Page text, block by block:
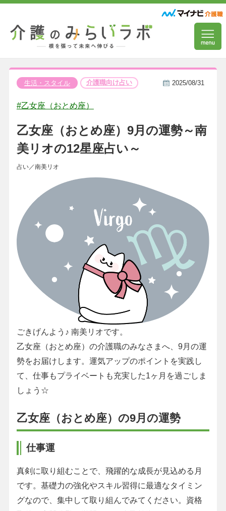
生活・スタイル 介護職向け占い 2025/08/31
#乙女座（おとめ座）
乙女座（おとめ座）9月の運勢～南
美リオの12星座占い～
占い／南美リオ
ごきげんよう♪ 南美リオです。
乙女座（おとめ座）の介護職のみなさまへ、9月の運
勢をお届けします。運気アップのポイントを実践し
て、仕事もプライベートも充実した1ヶ月を過ごしま
しょう☆
乙女座（おとめ座）の9月の運勢
仕事運
真剣に取り組むことで、飛躍的な成長が見込める月
です。基礎力の強化やスキル習得に最適なタイミン
グなので、集中して取り組んでみてください。資格